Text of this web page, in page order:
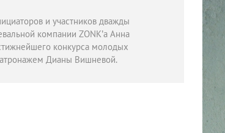
и участников дважды
компании ZONK’a Анна
конкурса молодых
Дианы Вишневой.